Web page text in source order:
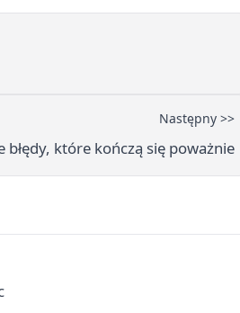
Następny >>
błędy, które kończą się poważnie